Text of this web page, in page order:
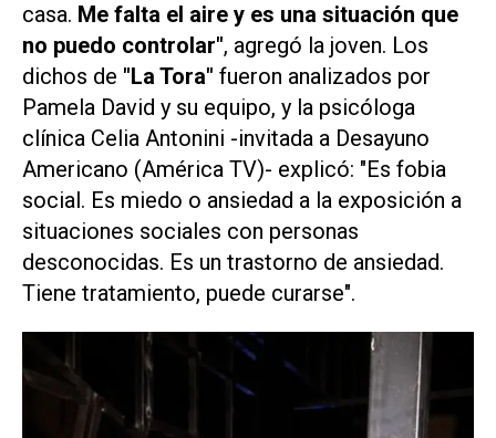
casa. Me falta el aire y es una situación que
no puedo controlar", agregó la joven. Los
dichos de "La Tora" fueron analizados por
Pamela David y su equipo, y la psicóloga
clínica Celia Antonini -invitada a Desayuno
Americano (América TV)- explicó: "Es fobia
social. Es miedo o ansiedad a la exposición a
situaciones sociales con personas
desconocidas. Es un trastorno de ansiedad.
Tiene tratamiento, puede curarse".